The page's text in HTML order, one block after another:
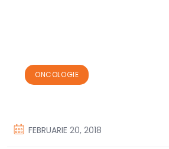
ONCOLOGIE
FEBRUARIE 20, 2018